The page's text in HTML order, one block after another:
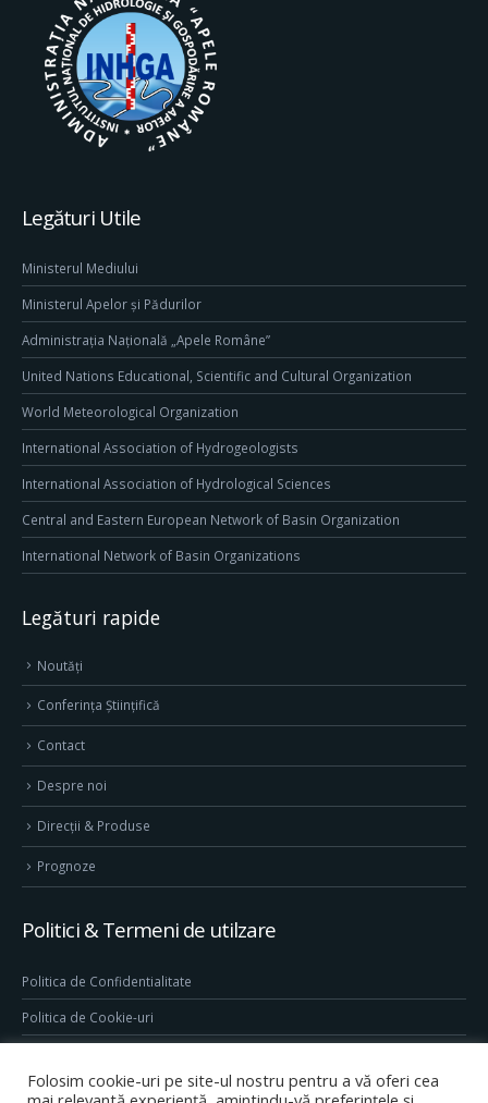
Legături Utile
Ministerul Mediului
Ministerul Apelor și Pădurilor
Administrația Națională „Apele Române”
United Nations Educational, Scientific and Cultural Organization
World Meteorological Organization
International Association of Hydrogeologists
International Association of Hydrological Sciences
Central and Eastern European Network of Basin Organization
International Network of Basin Organizations
Legături rapide
Noutăți
Conferința Științifică
Contact
Despre noi
Direcţii & Produse
Prognoze
Politici & Termeni de utilzare
Politica de Confidentialitate
Politica de Cookie-uri
Conditii generale de utilizare site
Folosim cookie-uri pe site-ul nostru pentru a vă oferi cea